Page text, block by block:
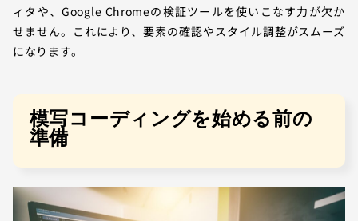
ィタや、Google Chromeの検証ツールを使いこなす力が欠か
せません。これにより、要素の確認やスタイル調整がスムーズ
になります。
模写コーディングを始める前の
準備